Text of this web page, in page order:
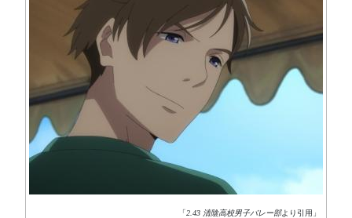
「2.43 清陰高校男子バレー部より引用」